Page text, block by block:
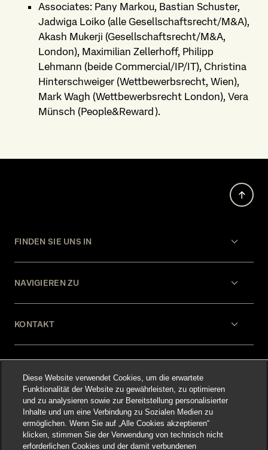
Associates: Pany Markou, Bastian Schuster,
Jadwiga Loiko (alle Gesellschaftsrecht/M&A),
Akash Mukerji (Gesellschaftsrecht/M&A,
London), Maximilian Zellerhoff, Philipp
Lehmann (beide Commercial/IP/IT), Christina
Hinterschweiger (Wettbewerbsrecht, Wien),
Mark Wagh (Wettbewerbsrecht London), Vera
Münsch (People&Reward).
FINDEN SIE UNS IN
NAVIGIEREN ZU
KONTAKT
RECHTLICHES
Diese Website verwendet Cookies, um die erwartete
Funktionalität der Website zu gewährleisten, zu optimieren
und zu analysieren sowie zur Bereitstellung personalisierter
Inhalte und um eine Verbindung zu Sozialen Medien zu
ermöglichen. Wenn Sie auf „Alle Cookies akzeptieren“
klicken, stimmen Sie der Verwendung von technisch nicht
erforderlichen Cookies und der damit verbundenen